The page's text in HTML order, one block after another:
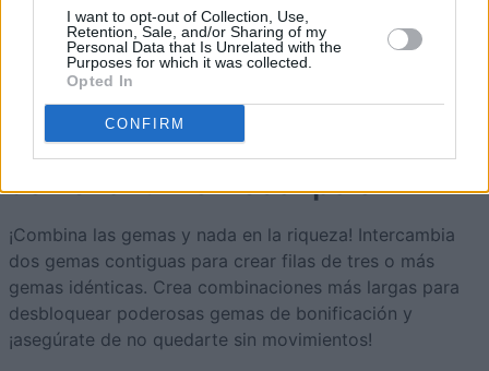
I want to opt-out of Collection, Use,
Retention, Sale, and/or Sharing of my
Personal Data that Is Unrelated with the
Purposes for which it was collected.
Opted In
CONFIRM
MotivatedPioneer550 59,625
Jewel Shuffle Descripción
¡Combina las gemas y nada en la riqueza! Intercambia
dos gemas contiguas para crear filas de tres o más
gemas idénticas. Crea combinaciones más largas para
desbloquear poderosas gemas de bonificación y
¡asegúrate de no quedarte sin movimientos!